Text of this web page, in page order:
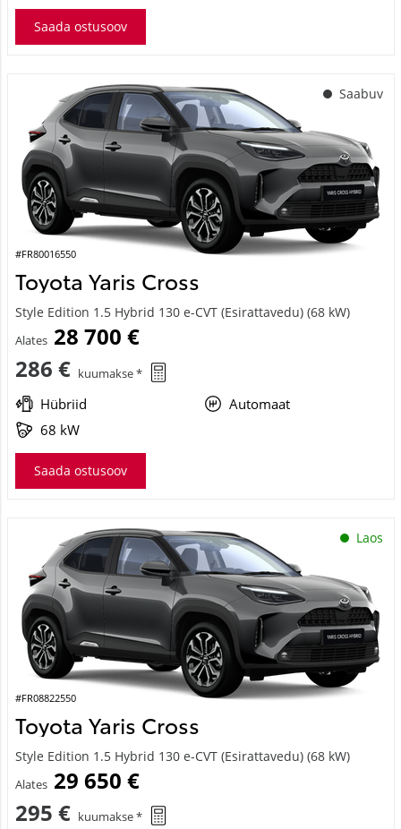
Saada ostusoov
Saabuv
#FR80016550
Toyota Yaris Cross
Style Edition 1.5 Hybrid 130 e-CVT (Esirattavedu) (68 kW)
Alates 28 700 €
286 € kuumakse *
Hübriid
Automaat
68 kW
Saada ostusoov
Laos
#FR08822550
Toyota Yaris Cross
Style Edition 1.5 Hybrid 130 e-CVT (Esirattavedu) (68 kW)
Alates 29 650 €
295 € kuumakse *